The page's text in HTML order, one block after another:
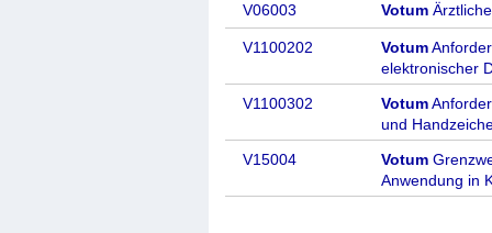
V06003
Votum
V1100202 Votum
elektronischer
V1100302
Votum
und
V15004
Votum
Anwendung in